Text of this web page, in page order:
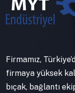
Firmamız,
firmaya yüksek
bıçak, bağlantı